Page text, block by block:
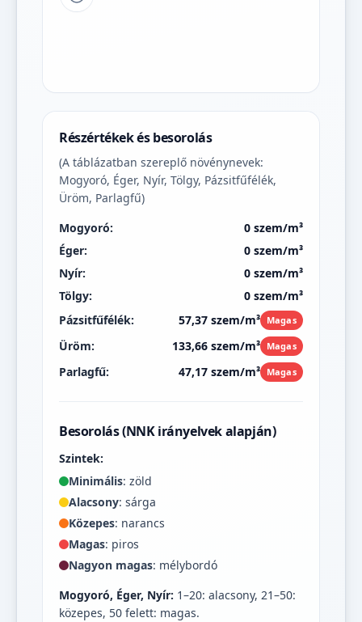
Részértékek és besorolás
(A táblázatban szereplő növénynevek:
Mogyoró, Éger, Nyír, Tölgy, Pázsitfűfélék,
Üröm, Parlagfű)
Mogyoró:
0 szem/m³
Éger:
0 szem/m³
Nyír:
0 szem/m³
Tölgy:
0 szem/m³
Pázsitfűfélék:
57,37 szem/m³ Magas
Üröm: 133,66 szem/m³ Magas
Parlagfű: 47,17 szem/m³ Magas
Besorolás (NNK irányelvek alapján)
Szintek:
Minimális: zöld
Alacsony: sárga
Közepes: narancs
Magas: piros
Nagyon magas: mélybordó
Mogyoró, Éger, Nyír: 1–20: alacsony, 21–50:
közepes, 50 felett: magas.